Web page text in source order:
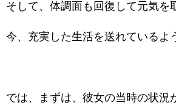
そして、体調面も回復して元気を
今、充実した生活を送れているよ
では、まずは、彼女の当時の状況